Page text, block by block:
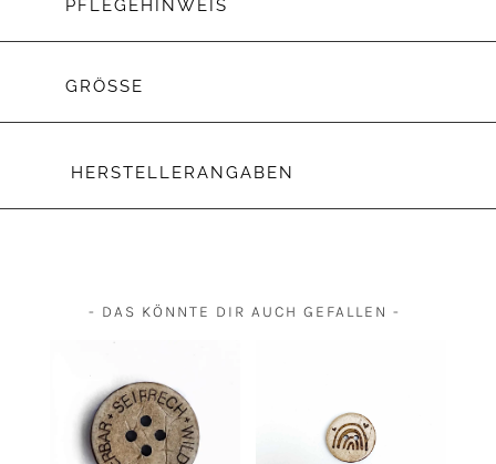
PFLEGEHINWEIS
GRÖSSE
HERSTELLERANGABEN
- DAS KÖNNTE DIR AUCH GEFALLEN -